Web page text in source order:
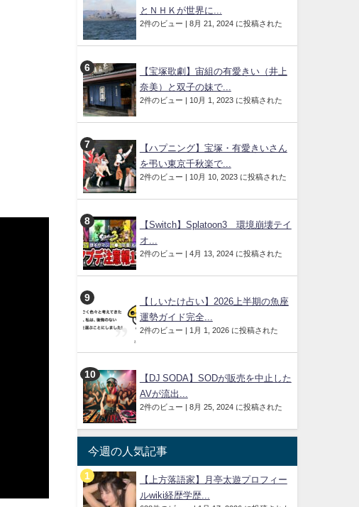
とＮＨＫが世界に...
2件のビュー | 8月 21, 2024 に投稿された
【宝塚歌劇】宙組の有愛きい（井上
奈美）と双子の妹で...
2件のビュー | 10月 1, 2023 に投稿された
【ハプニング】宝塚・有愛きいさん
を弔い東京千秋楽で...
2件のビュー | 10月 10, 2023 に投稿された
【Switch】Splatoon3 環境崩壊テイ
オ...
2件のビュー | 4月 13, 2024 に投稿された
【しいたけ占い】2026上半期の魚座
運勢ガイド完全...
2件のビュー | 1月 1, 2026 に投稿された
【DJ SODA】SODが販売を中止した
AVが流出...
2件のビュー | 8月 25, 2024 に投稿された
今週の人気記事
【上方落語家】月亭太遊プロフィー
ルwiki経歴学歴...